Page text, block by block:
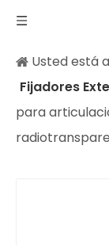
Usted está
Fijadores
para